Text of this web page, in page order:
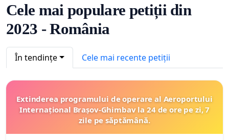
Cele mai populare petiții din
2023 - România
În tendințe Cele mai recente petiții
Extinderea programului de operare al Aeroportului
Internațional Brașov-Ghimbav la 24 de ore pe zi, 7
zile pe săptămână.